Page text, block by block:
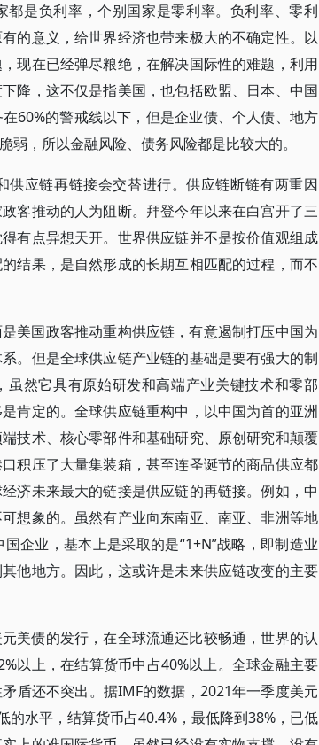
是负利率，个别国家是零利率。负利率、零利
的意义，给世界经济也带来极大的不确定性。以
现在已经弹尽粮绝，在解决国际性的难题，利用
降，这不仅是指美国，也包括欧盟、日本、中国
60%的警戒线以下，但是企业债、个人债、地方
，所以金融风险、债务风险都是比较大的。
应链再链接会交替进行。供应链断链有两重因
客推动的人为阻断。拜登今年以来在白宫开了三
有点异想天开。世界供应链并不是按价值观组成
结果，是自然形成的长期互相匹配的过程，而不
美国政客推动重构供应链，有意遏制打压中国为
。但是全球供应链产业链的基础是要有强大的制
然它具有原始研发和高端产业关键技术和零部
肯定的。全球供应链重构中，以中国为首的亚洲
技术、核心零部件和基础研究、原创研究和颠覆
积压了大量集装箱，甚至连圣诞节的商品供应都
济未来最大的链接是供应链的再链接。例如，中
想象的。虽然有产业向东南亚、南亚、非洲等地
企业，基本上是采取的是“1+N”战略，即制造业
他地方。因此，这或许是未来供应链改变的主要
美债的发行，在全球流通还比较畅通，世界的认
以上，在结算货币中占40%以上。全球金融主要
盾还不突出。据IMF的数据，2021年一季度美元
水平，结算货币占40.4%，最低降到38%，已低